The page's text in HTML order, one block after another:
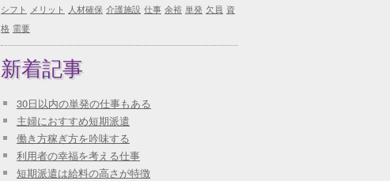
シフト メリット 人材確保 介護施設 仕事 余裕 単発 欠員 資
格 需要
新着記事
30日以内の単発の仕事もある
主婦におすすめ短期派遣
働き方稼ぎ方を吟味する
利用者の幸福を考える仕事
短期派遣は給料の高さが特徴